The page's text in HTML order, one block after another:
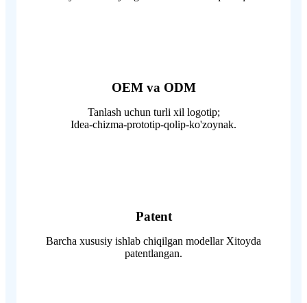
OEM va ODM
Tanlash uchun turli xil logotip;
Idea-chizma-prototip-qolip-ko'zoynak.
Patent
Barcha xususiy ishlab chiqilgan modellar Xitoyda
patentlangan.